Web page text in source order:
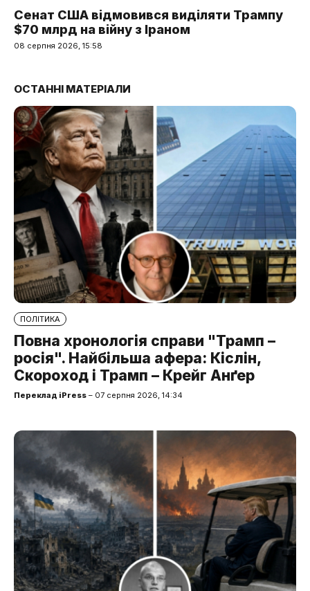
Сенат США відмовився виділяти Трампу
$70 млрд на війну з Іраном
08 серпня 2026, 15:58
ОСТАННІ МАТЕРІАЛИ
ПОЛІТИКА
Повна хронологія справи "Трамп –
росія". Найбільша афера: Кіслін,
Скороход і Трамп – Крейг Анґер
Переклад iPress – 07 серпня 2026, 14:34